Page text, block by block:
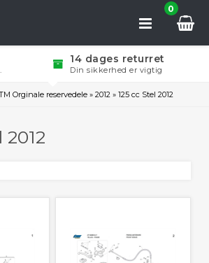
0
14 dages returret
Din sikkerhed er vigtig
Orginale reservedele »2012 »125 cc Stel 2012
2012